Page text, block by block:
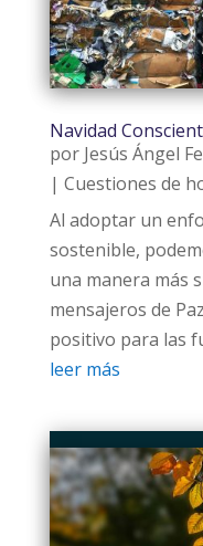
Navidad
por Jesús Ángel
| Cuestiones de
Al adoptar un
sostenible,
una manera más
mensajeros de
positivo para las
leer más